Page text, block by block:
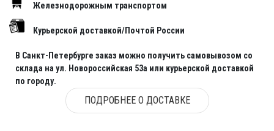
Железнодорожным транспортом
Курьерской доставкой/Почтой России
В Санкт-Петербурге заказ можно получить самовывозом со
склада на ул. Новороссийская 53а или курьерской доставкой
по городу.
ПОДРОБНЕЕ О ДОСТАВКЕ